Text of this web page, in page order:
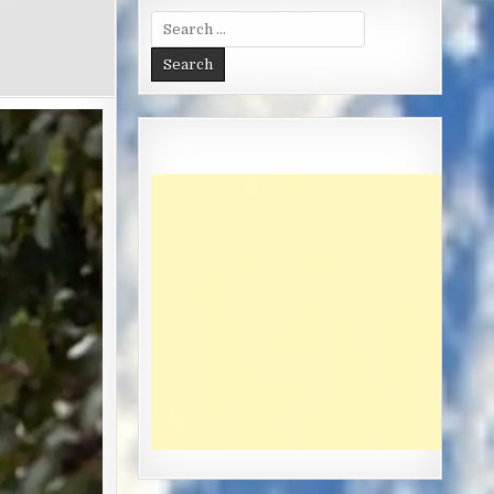
Search
for: